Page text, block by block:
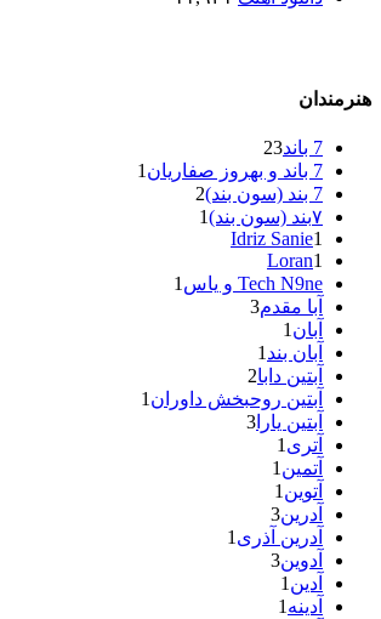
هنرمندان
7 باند
23
7 باند و بهروز صفاریان
1
7 بند (سون بند)
2
۷بند (سون بند)
1
Idriz Sanie1
Loran1
Tech N9ne و یاس
1
آبا مقدم3
آبان1
آبان بند1
آبتین دابا2
آبتین روحبخش داوران1
آبتین یارا 3
آتری1
آتمین1
آتوین1
آدرین3
آدرین آذری1
آدوین3
آدین1
آدینه1